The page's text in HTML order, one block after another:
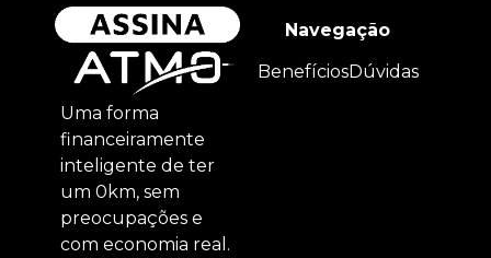
Uma forma
financeiramente
inteligente de ter
um 0km, sem
preocupações e
com economia real.
Navegação
BenefíciosDúvidas